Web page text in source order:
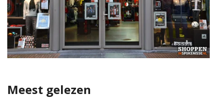
Meest gelezen